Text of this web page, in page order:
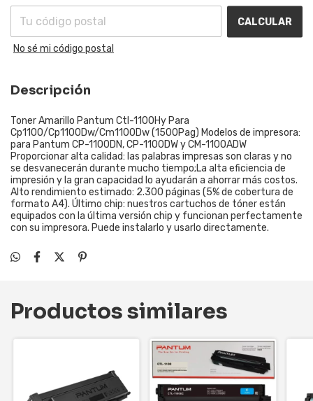
CALCULAR
No sé mi código postal
Descripción
Toner Amarillo Pantum Ctl-1100Hy Para
Cp1100/Cp1100Dw/Cm1100Dw (1500Pag) Modelos de impresora:
para Pantum CP-1100DN, CP-1100DW y CM-1100ADW
Proporcionar alta calidad: las palabras impresas son claras y no
se desvanecerán durante mucho tiempo;La alta eficiencia de
impresión y la gran capacidad lo ayudarán a ahorrar más costos.
Alto rendimiento estimado: 2.300 páginas (5% de cobertura de
formato A4). Último chip: nuestros cartuchos de tóner están
equipados con la última versión chip y funcionan perfectamente
con su impresora. Puede instalarlo y usarlo directamente.
Productos similares